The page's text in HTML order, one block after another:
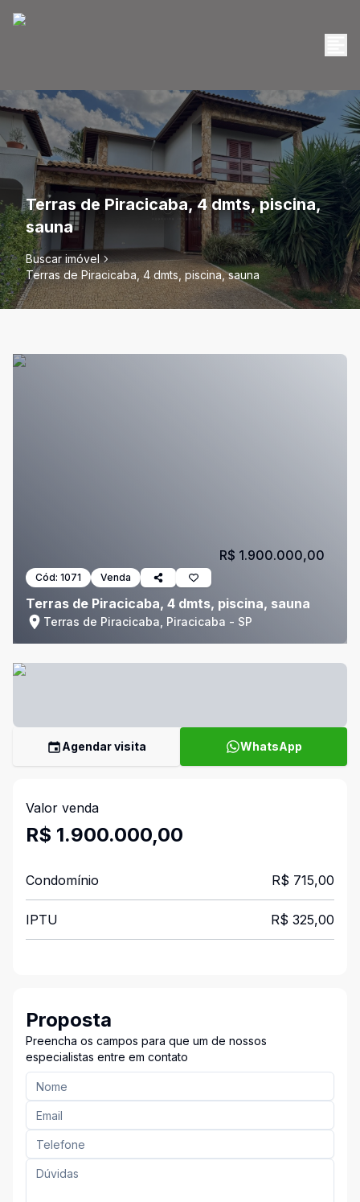
Terras de Piracicaba, 4 dmts, piscina,
sauna
Buscar imóvel
Terras de Piracicaba, 4 dmts, piscina, sauna
Cód: 1071 Venda
Terras de Piracicaba, 4 dmts, piscina, sauna
Terras de Piracicaba, Piracicaba - SP
R$ 1.900.000,00
Agendar visita WhatsApp
Valor venda
R$ 1.900.000,00
Condomínio R$ 715,00
IPTU R$ 325,00
Proposta
Preencha os campos para que um de nossos
especialistas entre em contato